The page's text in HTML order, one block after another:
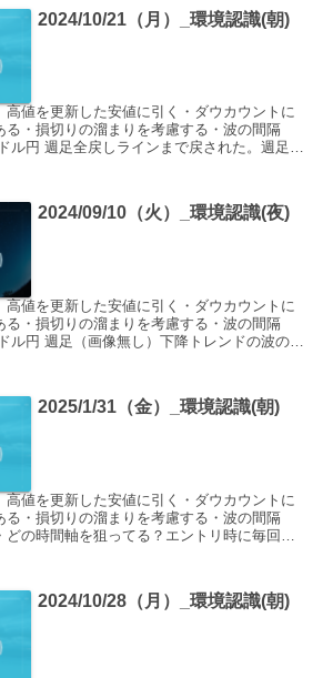
2024/10/21（月）_環境認識(朝)
高値を更新した安値に引く・ダウカウントに
る・損切りの溜まりを考慮する・波の間隔
ル円 週足全戻しラインまで戻された。週足で
2024/09/10（火）_環境認識(夜)
高値を更新した安値に引く・ダウカウントに
る・損切りの溜まりを考慮する・波の間隔
ル円 週足（画像無し）下降トレンドの波の途
2025/1/31（金）_環境認識(朝)
高値を更新した安値に引く・ダウカウントに
る・損切りの溜まりを考慮する・波の間隔
どの時間軸を狙ってる？エントリ時に毎回言
2024/10/28（月）_環境認識(朝)